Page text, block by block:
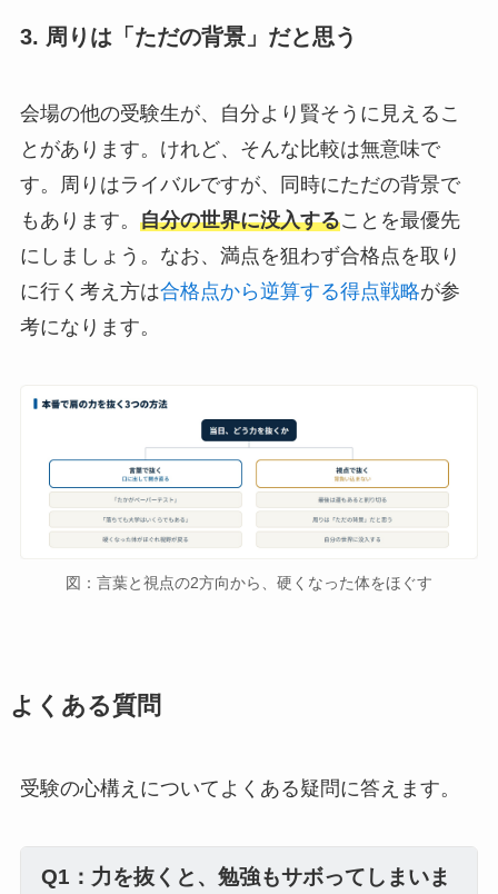
3. 周りは「ただの背景」だと思う
会場の他の受験生が、自分より賢そうに見えるこ
とがあります。けれど、そんな比較は無意味で
す。周りはライバルですが、同時にただの背景で
もあります。 自分の世界に没入することを最優先
にしましょう。なお、満点を狙わず合格点を取り
に行く考え方は合格点から逆算する得点戦略が参
考になります。
図：言葉と視点の2方向から、硬くなった体をほぐす
よくある質問
受験の心構えについてよくある疑問に答えます。
Q1：力を抜くと、勉強もサボってしまいま